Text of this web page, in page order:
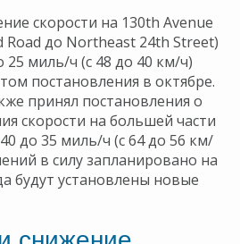
скорости на 130th Avenue
Road до Northeast 24th Street)
25 миль/ч (с 48 до 40 км/ч)
постановления в октябре.
принял постановления о
скорости на большей части
до 35 миль/ч (с 64 до 56 км/
в силу запланировано на
будут установлены новые